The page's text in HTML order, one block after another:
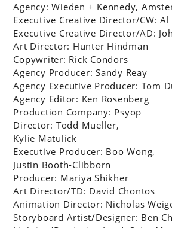
Agency: Wieden + Kennedy,
Executive Creative Director/CW:
Executive Creative Director/AD:
Art Director: Hunter Hindman
Copywriter: Rick Condors
Agency Producer: Sandy Reay
Agency Executive Producer: Tom
Agency Editor: Ken Rosenberg
Production Company: Psyop
Director: Todd Mueller,
Kylie Matulick
Executive Producer: Boo Wong,
Justin Booth-Clibborn
Producer: Mariya Shikher
Art Director/TD: David Chontos
Animation Director: Nicholas
Storyboard Artist/Designer: Ben